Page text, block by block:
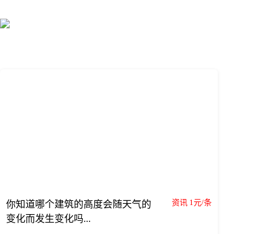
你知道哪个建筑的高度会随天气的
变化而发生变化吗...
资讯 1元/条